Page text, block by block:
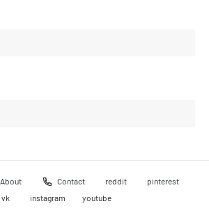
About Contact reddit
pinterest
vk
instagram youtube